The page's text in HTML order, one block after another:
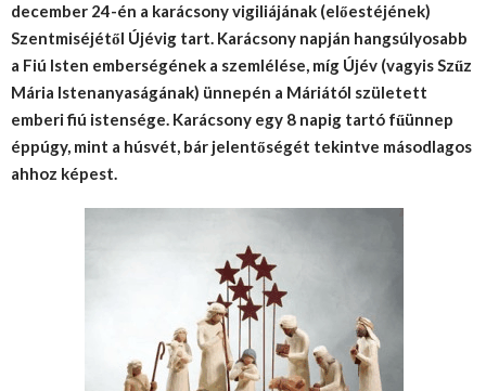
december 24-én a karácsony vigiliájának (előestéjének)
Szentmiséjétől Újévig tart. Karácsony napján hangsúlyosabb
a Fiú Isten emberségének a szemlélése, míg Újév (vagyis Szűz
Mária Istenanyaságának) ünnepén a Máriától született
emberi fiú istensége. Karácsony egy 8 napig tartó fűünnep
éppúgy, mint a húsvét, bár jelentőségét tekintve másodlagos
ahhoz képest.